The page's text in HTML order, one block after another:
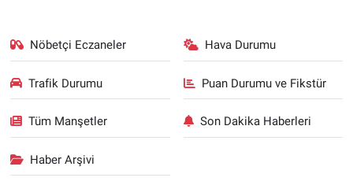
Nöbetçi Eczaneler Hava Durumu
Trafik Durumu Puan Durumu ve Fikstür
Tüm Manşetler Son Dakika Haberleri
Haber Arşivi